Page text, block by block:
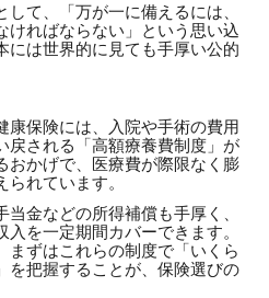
て、「万が一に備えるには、
ければならない」という思い込
には世界的に見ても手厚い公的
康保険には、入院や手術の費用
戻される「高額療養費制度」が
おかげで、医療費が際限なく膨
れています。
金などの所得補償も手厚く、
を一定期間カバーできます。
まずはこれらの制度で「いくら
を把握することが、保険選びの